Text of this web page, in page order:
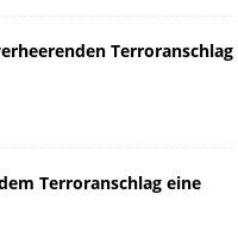
Terroranschlag
Terroranschlag eine